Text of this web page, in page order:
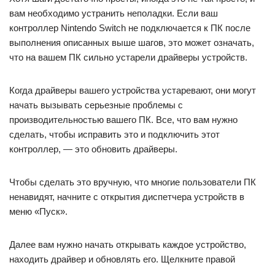
вам необходимо устранить неполадки. Если ваш
контроллер Nintendo Switch не подключается к ПК после
выполнения описанных выше шагов, это может означать,
что на вашем ПК сильно устарели драйверы устройств.
Когда драйверы вашего устройства устаревают, они могут
начать вызывать серьезные проблемы с
производительностью вашего ПК. Все, что вам нужно
сделать, чтобы исправить это и подключить этот
контроллер, — это обновить драйверы.
Чтобы сделать это вручную, что многие пользователи ПК
ненавидят, начните с открытия диспетчера устройств в
меню «Пуск».
Далее вам нужно начать открывать каждое устройство,
находить драйвер и обновлять его. Щелкните правой